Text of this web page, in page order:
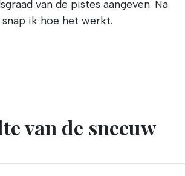
van de pistes aangeven. Na
snap ik hoe het werkt.
van de sneeuw